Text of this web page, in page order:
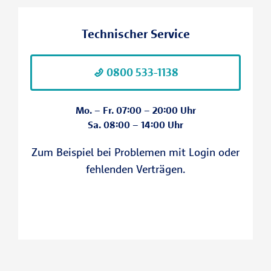
Gemeinschaften z.B. Eheleute
Smartphones.
Ein Download in den Appstores ist aktuell
nicht möglich.
Technischer Service
0800 533-1138
Mo. – Fr. 07:00 – 20:00 Uhr
Sa. 08:00 – 14:00 Uhr
Zum Beispiel bei Problemen mit Login oder
fehlenden Verträgen.